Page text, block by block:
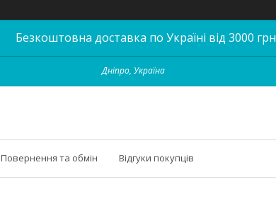
Безкоштовна доставка по Україні від 3000 грн
Дніпро, Україна
Повернення та обмін Відгуки покупців